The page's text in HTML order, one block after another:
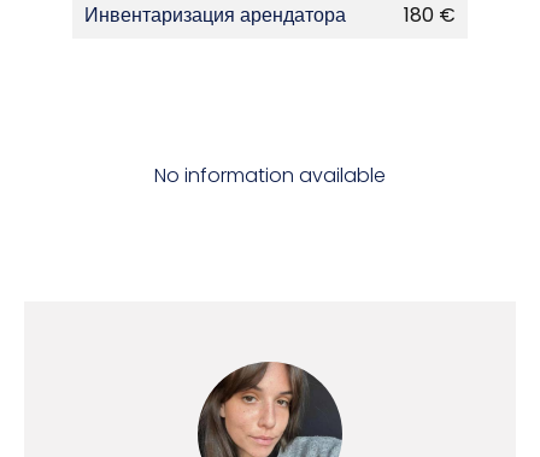
Инвентаризация арендатора
180 €
No information available